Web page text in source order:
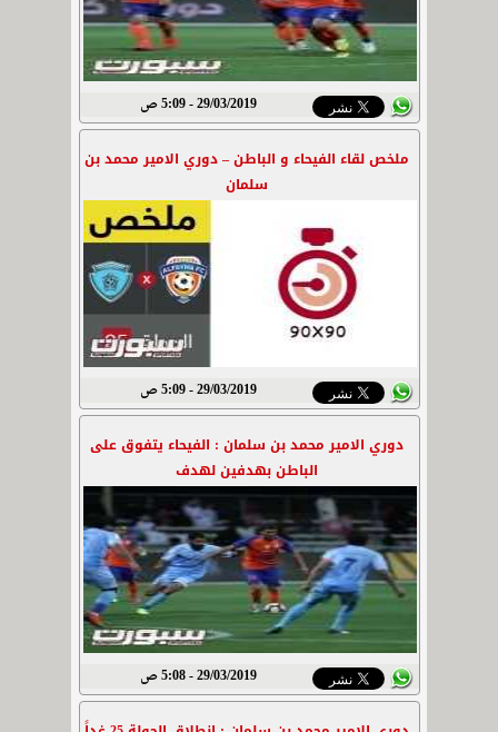
29/03/2019 - 5:09 ص
ملخص لقاء الفيحاء و الباطن – دوري الامير محمد بن
سلمان
29/03/2019 - 5:09 ص
دوري الامير محمد بن سلمان : الفيحاء يتفوق على
الباطن بهدفين لهدف
29/03/2019 - 5:08 ص